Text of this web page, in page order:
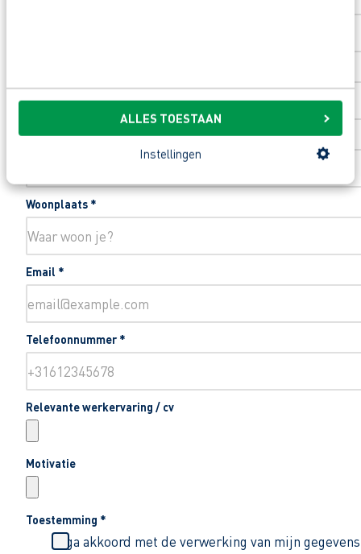
ALLES TOESTAAN
Instellingen
Toevoeging huisnummer
Woonplaats *
Email *
Telefoonnummer *
Relevante werkervaring / cv
Motivatie
Toestemming *
Ik ga akkoord met de verwerking van mijn